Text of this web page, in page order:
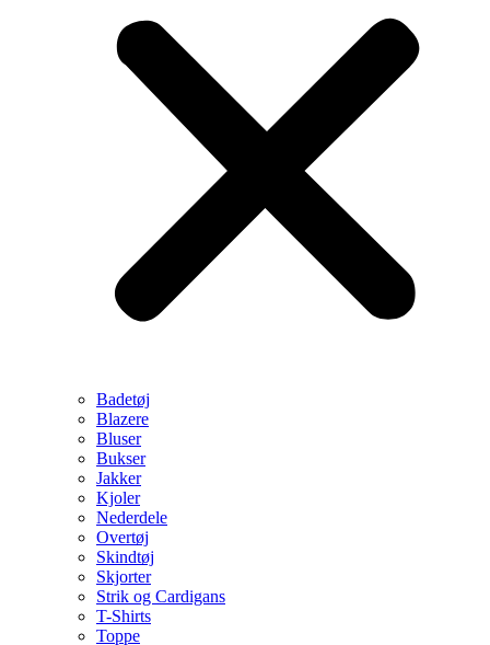
Badetøj
Blazere
Bluser
Bukser
Jakker
Kjoler
Nederdele
Overtøj
Skindtøj
Skjorter
Strik og Cardigans
T-Shirts
Toppe